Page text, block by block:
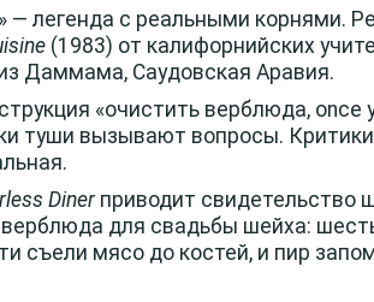
— легенда с реальными корнями.
(1983) от калифорнийских
Даммама, Саудовская Аравия.
«очистить верблюда, once
туши вызывают вопросы.
Dinerприводит свидетельство
верблюда для свадьбы шейха:
съели мясо до костей, и пир